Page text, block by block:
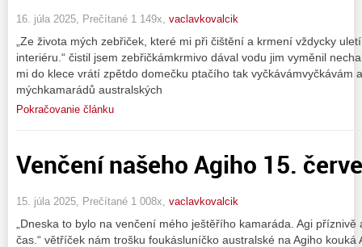
16. júla 2025, Prečítané 1 149x, vaclavkovalcik
„Ze života mých zebřiček, které mi při čištění a krmení vždycky
interiéru.“ čistil jsem zebřičkámkrmivo dával vodu jim vyměnil
mi do klece vrátí zpětdo domečku ptačího tak vyčkávámvyčkávám
mýchkamarádů australských
Pokračovanie článku
Venčení našeho Agiho 15.
15. júla 2025, Prečítané 1 008x, vaclavkovalcik
„Dneska to bylo na venčení mého ještěřího kamaráda. Agi
čas.“ větříček nám trošku foukásluníčko australské na Agiho kouká